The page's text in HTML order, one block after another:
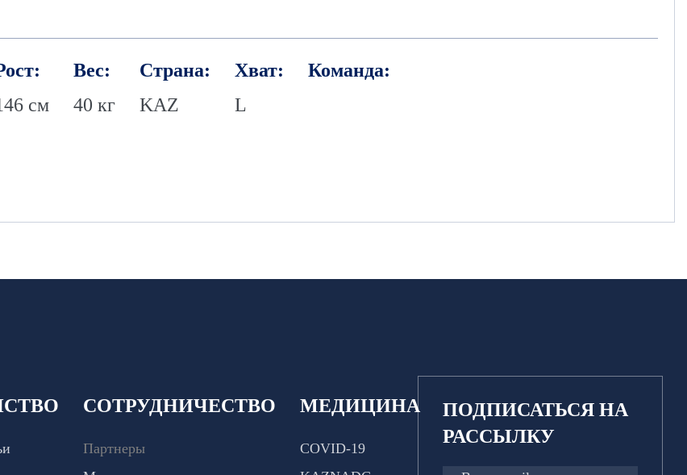
см
Вес:
40 кг
Страна:
KAZ
Хват:
L
Команда:
СОТРУДНИЧЕСТВО
Партнеры
МЕДИЦИНА
COVID-19
ПОДПИСАТЬСЯ НА
РАССЫЛКУ